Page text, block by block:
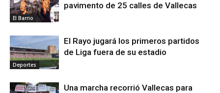
El Barrio
pavimento de 25 calles de Vallecas
Deportes
El Rayo jugará los primeros partidos
de Liga fuera de su estadio
Una marcha recorrió Vallecas para